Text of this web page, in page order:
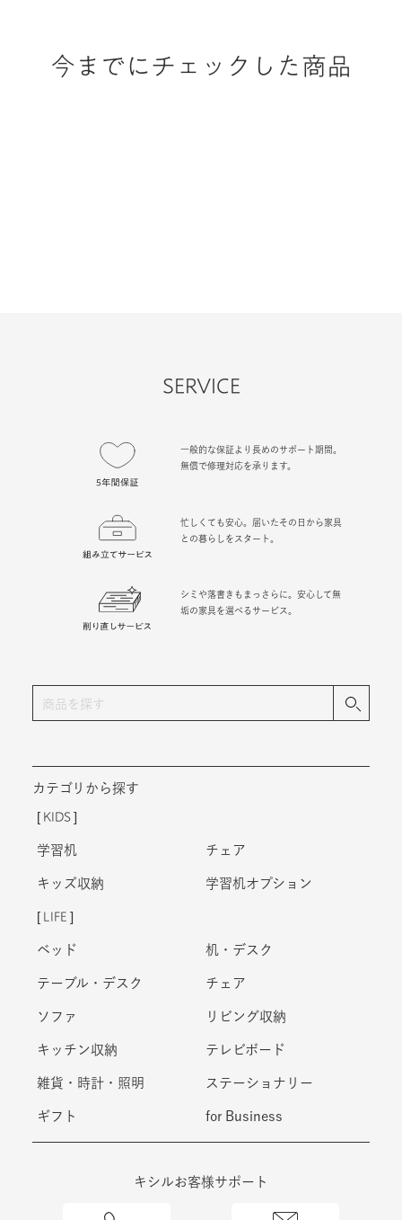
今までにチェックした商品
SERVICE
一般的な保証より長めのサポート期間。
無償で修理対応を承ります。
忙しくても安心。届いたその日から家具
との暮らしをスタート。
シミや落書きもまっさらに。安心して無
垢の家具を選べるサービス。
カテゴリから探す
KIDS
学習机 チェア
キッズ収納 学習机オプション
LIFE
ベッド 机・デスク
テーブル・デスク チェア
ソファ リビング収納
キッチン収納 テレビボード
雑貨・時計・照明 ステーショナリー
ギフト for Business
キシルお客様サポート